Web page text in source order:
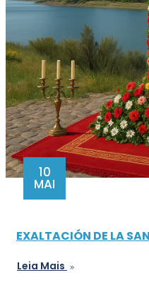
10
MAI
EXALTACIÓN DE LA
Leia Mais